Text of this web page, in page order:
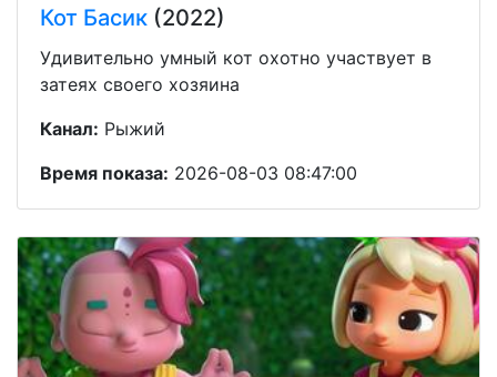
Кот Басик (2022)
Удивительно умный кот охотно участвует в
затеях своего хозяина
Канал: Рыжий
Время показа: 2026-08-03 08:47:00